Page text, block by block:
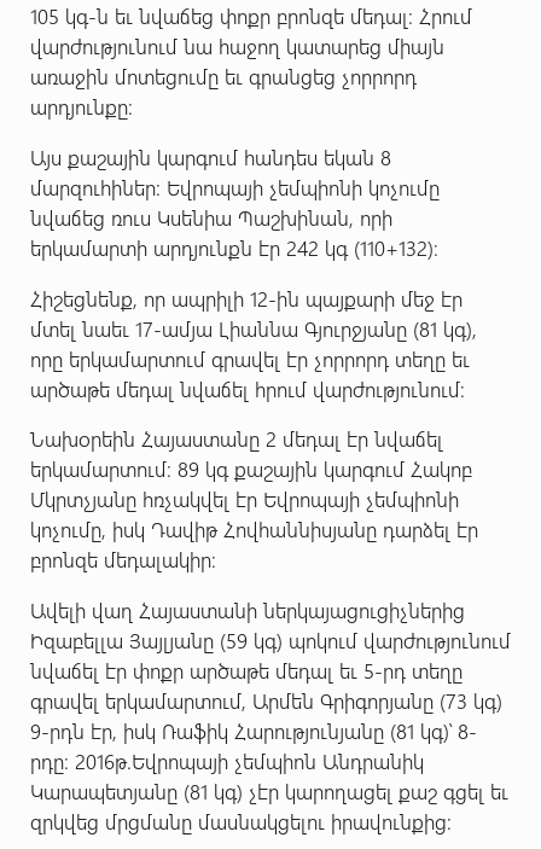
105 կգ-ն եւ նվաճեց փոքր բրոնզե մեդալ: Հրում
վարժությունում նա հաջող կատարեց միայն
առաջին մոտեցումը եւ գրանցեց չորրորդ
արդյունքը:
Այս քաշային կարգում հանդես եկան 8
մարզուհիներ: Եվրոպայի չեմպիոնի կոչումը
նվաճեց ռուս Կսենիա Պաշխինան, որի
երկամարտի արդյունքն էր 242 կգ (110+132):
Հիշեցնենք, որ ապրիլի 12-ին պայքարի մեջ էր
մտել նաեւ 17-ամյա Լիաննա Գյուրջյանը (81 կգ),
որը երկամարտում գրավել էր չորրորդ տեղը եւ
արծաթե մեդալ նվաճել հրում վարժությունում:
Նախօրեին Հայաստանը 2 մեդալ էր նվաճել
երկամարտում: 89 կգ քաշային կարգում Հակոբ
Մկրտչյանը հռչակվել էր Եվրոպայի չեմպիոնի
կոչումը, իսկ Դավիթ Հովհաննիսյանը դարձել էր
բրոնզե մեդալակիր:
Ավելի վաղ Հայաստանի ներկայացուցիչներից
Իզաբելլա Յայլյանը (59 կգ) պոկում վարժությունում
նվաճել էր փոքր արծաթե մեդալ եւ 5-րդ տեղը
գրավել երկամարտում, Արմեն Գրիգորյանը (73 կգ)
9-րդն էր, իսկ Ռաֆիկ Հարությունյանը (81 կգ)՝ 8-
րդը: 2016թ.Եվրոպայի չեմպիոն Անդրանիկ
Կարապետյանը (81 կգ) չէր կարողացել քաշ գցել եւ
զրկվեց մրցմանը մասնակցելու իրավունքից: